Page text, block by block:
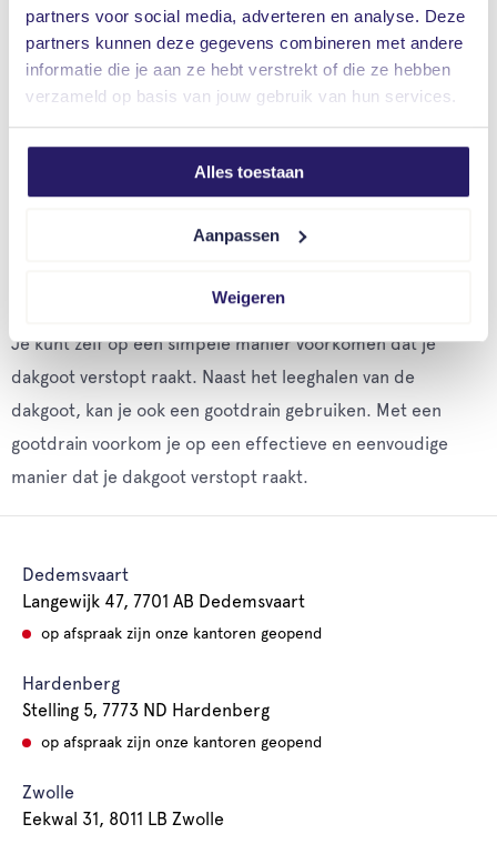
partners voor social media, adverteren en analyse. Deze
partners kunnen deze gegevens combineren met andere
informatie die je aan ze hebt verstrekt of die ze hebben
verzameld op basis van jouw gebruik van hun services.
Alles toestaan
Aanpassen
Weigeren
Voorkom verstopte
dakgoten met gootdrains
Je kunt zelf op een simpele manier voorkomen dat je
dakgoot verstopt raakt. Naast het leeghalen van de
dakgoot, kan je ook een gootdrain gebruiken. Met een
gootdrain voorkom je op een effectieve en eenvoudige
manier dat je dakgoot verstopt raakt.
Dedemsvaart
Langewijk 47, 7701 AB Dedemsvaart
op afspraak zijn onze kantoren geopend
Hardenberg
Stelling 5, 7773 ND Hardenberg
op afspraak zijn onze kantoren geopend
Zwolle
Eekwal 31, 8011 LB Zwolle